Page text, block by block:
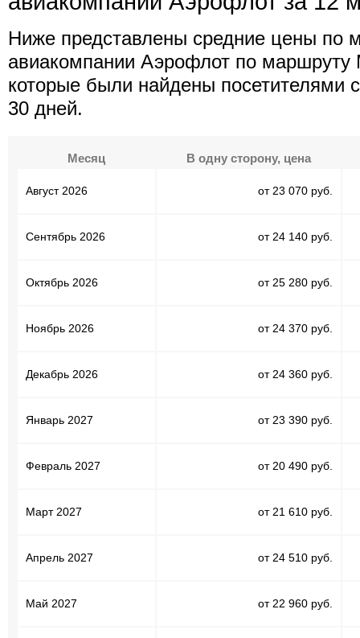
Ниже представлены средние цены по
авиакомпании Аэрофлот по маршруту
которые были найдены посетителями
30 дней.
Месяц В одну сторону, цена
Август 2026 от 23 070 руб.
Сентябрь 2026 от 24 140 руб.
Октябрь 2026 от 25 280 руб.
Ноябрь 2026 от 24 370 руб.
Декабрь 2026 от 24 360 руб.
Январь 2027 от 23 390 руб.
Февраль 2027 от 20 490 руб.
Март 2027 от 21 610 руб.
Апрель 2027 от 24 510 руб.
Май 2027 от 22 960 руб.